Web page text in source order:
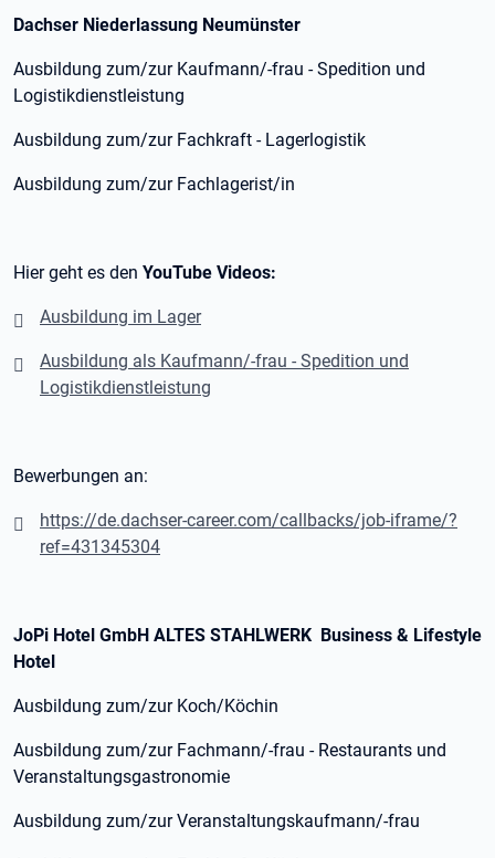
Dachser Niederlassung Neumünster
Ausbildung zum/zur Kaufmann/-frau - Spedition und
Logistikdienstleistung
Ausbildung zum/zur Fachkraft - Lagerlogistik
Ausbildung zum/zur Fachlagerist/in
Hier geht es den YouTube Videos:
Ausbildung im Lager
Ausbildung als Kaufmann/-frau - Spedition und
Logistikdienstleistung
Bewerbungen an:
https://de.dachser-career.com/callbacks/job-iframe/?
ref=431345304
JoPi Hotel GmbH ALTES STAHLWERK Business & Lifestyle
Hotel
Ausbildung zum/zur Koch/Köchin
Ausbildung zum/zur Fachmann/-frau - Restaurants und
Veranstaltungsgastronomie
Ausbildung zum/zur Veranstaltungskaufmann/-frau